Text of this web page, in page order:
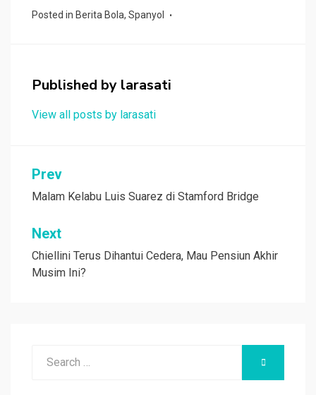
ce
o
k
tt at
p
p
e
C
Posted in Berita Bola, Spanyol
Published by larasati
View all posts by larasati
Navigasi
pos
Prev
Malam Kelabu Luis Suarez di Stamford Bridge
Next
Chiellini Terus Dihantui Cedera, Mau Pensiun Akhir
Musim Ini?
SEARCH